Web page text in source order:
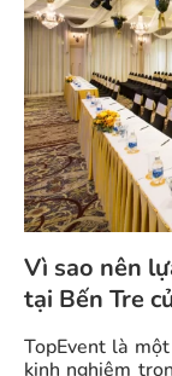
Vì sao nên
tại Bến Tre
TopEvent là
kinh nghiệm